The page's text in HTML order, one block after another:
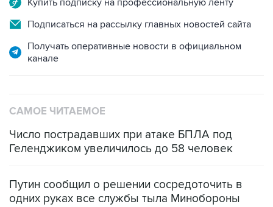
Купить подписку на профессиональную ленту
Подписаться на рассылку главных новостей сайта
Получать оперативные новости в официальном
канале
САМОЕ ЧИТАЕМОЕ
Число пострадавших при атаке БПЛА под
Геленджиком увеличилось до 58 человек
Путин сообщил о решении сосредоточить в
одних руках все службы тыла Минобороны